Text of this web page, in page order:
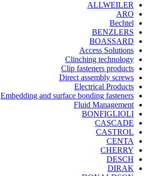
ALLWEILER
ARO
Bechtel
BENZLERS
BOASSARD
Access Solutions
Clinching technology
Clip fasteners products
Direct assembly screws
Electrical Products
Embedding and surface bonding fasteners
Fluid Management
BONFIGLIOLI
CASCADE
CASTROL
CENTA
CHERRY
DESCH
DIRAK